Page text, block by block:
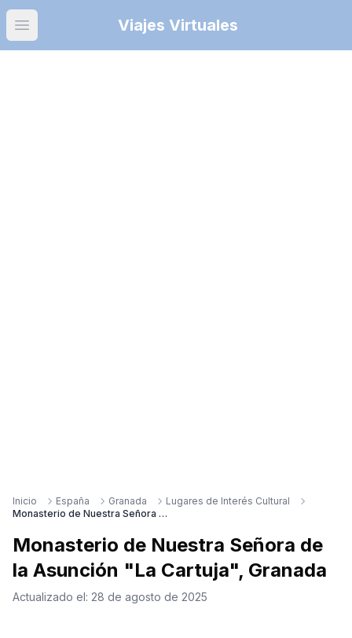
Open main menuViajes Virtuales
Inicio España Granada
Lugares de Interés Cultural
Monasterio de Nuestra Señora de la Asunción "La Cartuja", Granada
Monasterio de Nuestra Señora de
la Asunción "La Cartuja", Granada
Actualizado el: 28 de agosto de 2025